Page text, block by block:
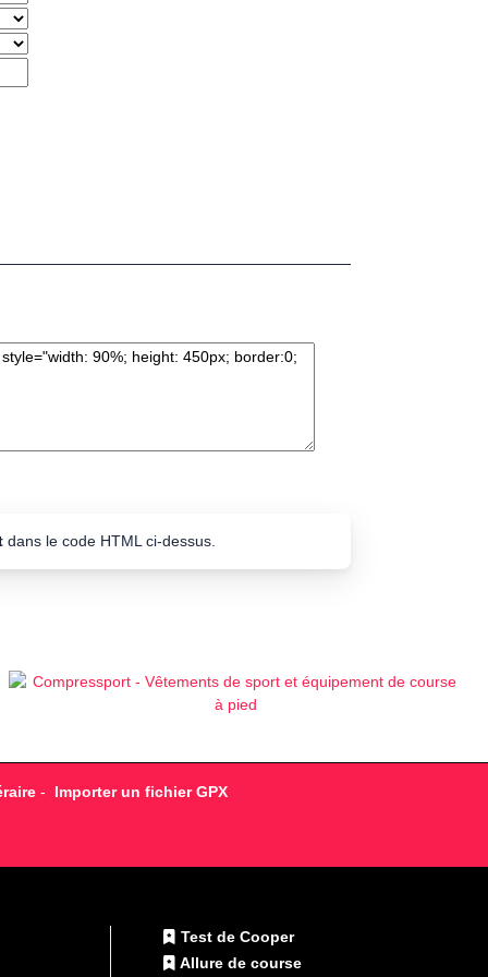
dans le code HTML ci-dessus.
- Importer un fichier GPX
Test de Cooper
Allure de course